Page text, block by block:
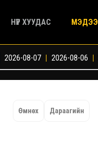
НҮҮР ХУУДАС МЭДЭЭ
2026-08-07 | 2026-08-06 |
Өмнөх Дараагийн